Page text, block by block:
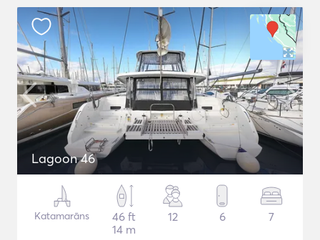
Lagoon 46
Katamarāns
46 ft
14 m
12 6 7